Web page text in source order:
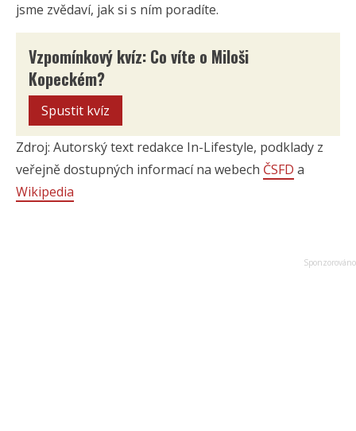
jsme zvědaví, jak si s ním poradíte.
Vzpomínkový kvíz: Co víte o Miloši
Kopeckém?
Spustit kvíz
Zdroj: Autorský text redakce In-Lifestyle, podklady z
veřejně dostupných informací na webech ČSFD a
Wikipedia